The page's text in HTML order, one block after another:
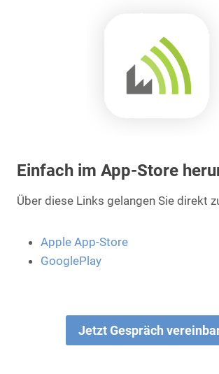
Einfach im App-Store
Über diese Links gelangen Sie direkt
Apple App-Store
GooglePlay
Jetzt Gespräch